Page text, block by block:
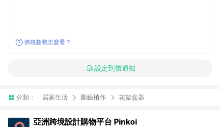
價格趨勢怎麼看？
設定到價通知
分類： 居家生活 園藝植作 花架盆器
亞洲跨境設計購物平台 Pinkoi